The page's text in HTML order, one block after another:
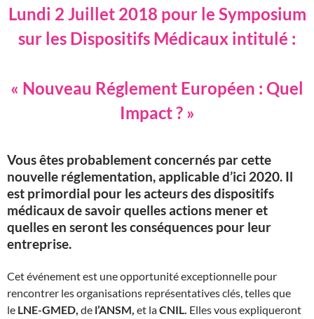
Lundi 2 Juillet 2018 pour le Symposium
sur les Dispositifs Médicaux intitulé :
« Nouveau Réglement Européen : Quel
Impact ? »
Vous êtes probablement concernés par cette
nouvelle réglementation, applicable d’ici 2020. Il
est primordial pour les acteurs des dispositifs
médicaux de savoir quelles actions mener et
quelles en seront les conséquences pour leur
entreprise.
Cet événement est une opportunité exceptionnelle pour
rencontrer les organisations représentatives clés, telles que
le LNE-GMED, de l’ANSM, et laCNIL. Elles vous expliqueront